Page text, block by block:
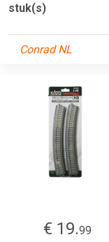
stuk(s)
Conrad NL
€ 19.99